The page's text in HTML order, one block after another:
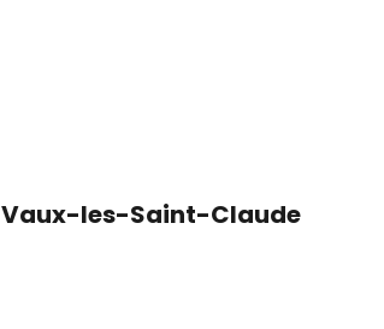
Vaux-les-Saint-Claude